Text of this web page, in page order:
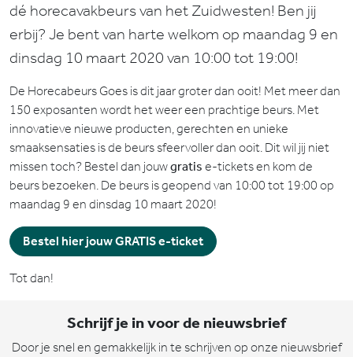
dé horecavakbeurs van het Zuidwesten! Ben jij
erbij? Je bent van harte welkom op maandag 9 en
dinsdag 10 maart 2020 van 10:00 tot 19:00!
De Horecabeurs Goes is dit jaar groter dan ooit! Met meer dan
150 exposanten wordt het weer een prachtige beurs. Met
innovatieve nieuwe producten, gerechten en unieke
smaaksensaties is de beurs sfeervoller dan ooit. Dit wil jij niet
missen toch? Bestel dan jouwgratis e-tickets en kom de
beurs bezoeken. De beurs is geopend van 10:00 tot 19:00 op
maandag 9 en dinsdag 10 maart 2020!
Bestel hier jouw GRATIS e-ticket
Tot dan!
Schrijf je in voor de nieuwsbrief
Door je snel en gemakkelijk in te schrijven op onze nieuwsbrief